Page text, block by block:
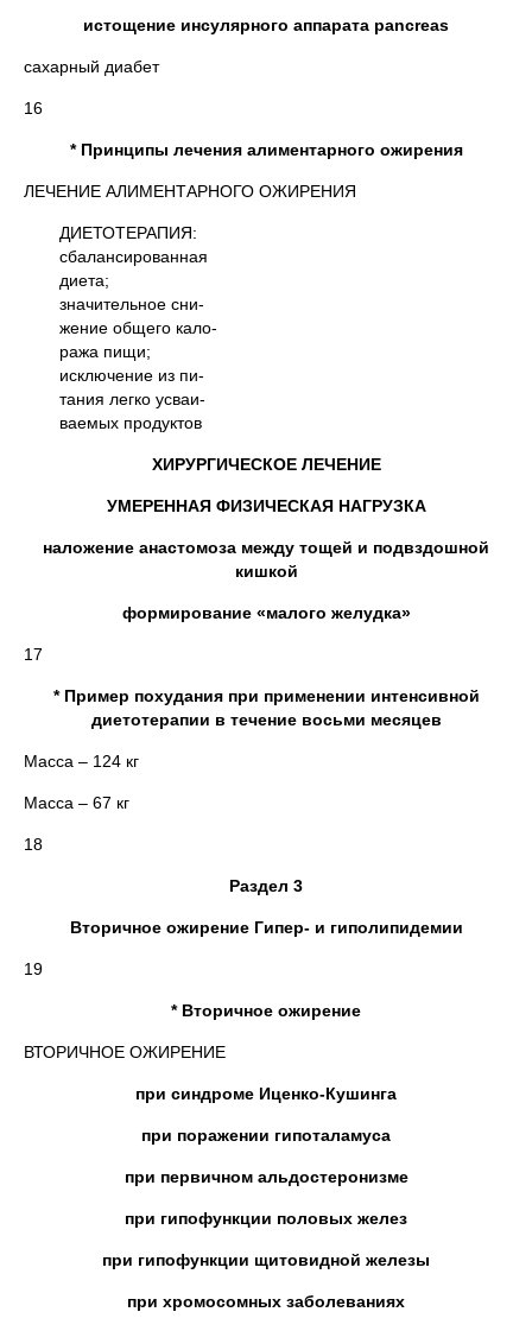
истощение инсулярного аппарата pancreas
сахарный диабет
16
* Принципы лечения алиментарного ожирения
ЛЕЧЕНИЕ АЛИМЕНТАРНОГО ОЖИРЕНИЯ
ДИЕТОТЕРАПИЯ:
сбалансированная
диета;
значительное сни-
жение общего кало-
ража пищи;
исключение из пи-
тания легко усваи-
ваемых продуктов
ХИРУРГИЧЕСКОЕ ЛЕЧЕНИЕ
УМЕРЕННАЯ ФИЗИЧЕСКАЯ НАГРУЗКА
наложение анастомоза между тощей и подвздошной
кишкой
формирование «малого желудка»
17
* Пример похудания при применении интенсивной
диетотерапии в течение восьми месяцев
Масса – 124 кг
Масса – 67 кг
18
Раздел 3
Вторичное ожирение Гипер- и гиполипидемии
19
* Вторичное ожирение
ВТОРИЧНОЕ ОЖИРЕНИЕ
при синдроме Иценко-Кушинга
при поражении гипоталамуса
при первичном альдостеронизме
при гипофункции половых желез
при гипофункции щитовидной железы
при хромосомных заболеваниях